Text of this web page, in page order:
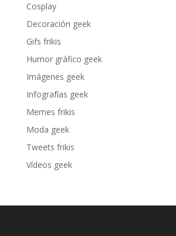
Cosplay
Decoración geek
Gifs frikis
Humor gráfico geek
Imágenes geek
Infografías geek
Memes frikis
Moda geek
Tweets frikis
Vídeos geek